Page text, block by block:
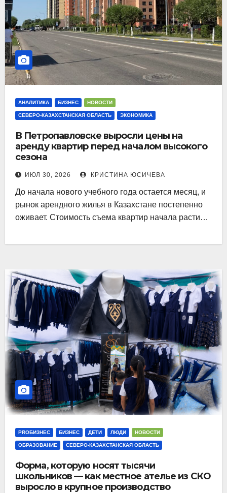
АНАЛИТИКА БИЗНЕС НОВОСТИ
СЕВЕРО-КАЗАХСТАНСКАЯ ОБЛАСТЬ ЭКОНОМИКА
В Петропавловске выросли цены на
аренду квартир перед началом высокого
сезона
ИЮЛ 30, 2026 КРИСТИНА ЮСИЧЕВА
До начала нового учебного года остается месяц, и
рынок арендного жилья в Казахстане постепенно
оживает. Стоимость съема квартир начала расти…
PROБИЗНЕС БИЗНЕС ДЕТИ ЛЮДИ НОВОСТИ
ОБРАЗОВАНИЕ СЕВЕРО-КАЗАХСТАНСКАЯ ОБЛАСТЬ
Форма, которую носят тысячи
школьников — как местное ателье из СКО
выросло в крупное производство